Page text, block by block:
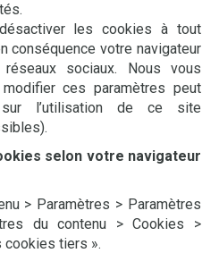
les cookies à tout
conséquence votre navigateur
sociaux. Nous vous
ces paramètres peut
l’utilisation de ce site
selon votre navigateur
> Paramètres > Paramètres
du contenu > Cookies >
cookies tiers ».